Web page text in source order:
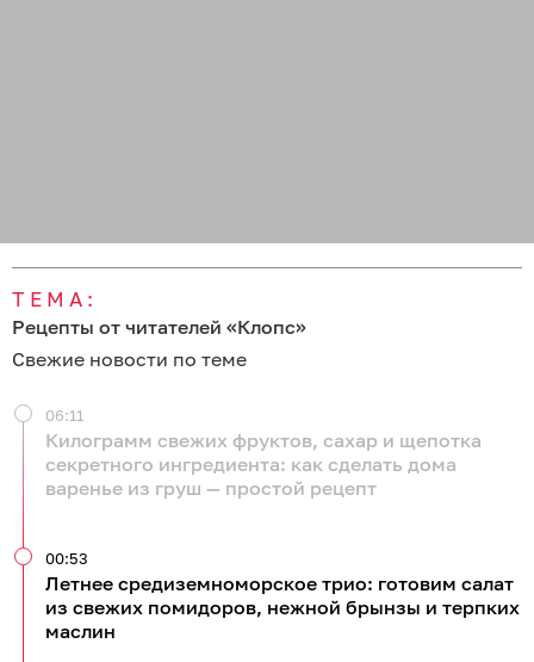
ТЕМА:
Рецепты от читателей «Клопс»
Свежие новости по теме
Килограмм свежих фруктов, сахар и щепотка
секретного ингредиента: как сделать дома
варенье из груш — простой рецепт
06:11
Летнее средиземноморское трио: готовим салат
из свежих помидоров, нежной брынзы и терпких
маслин
00:53